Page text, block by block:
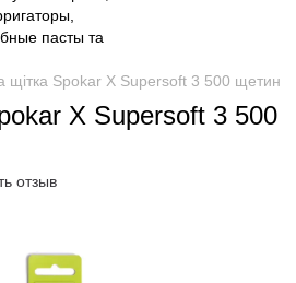
щітка Spokar X Supersoft 3 500 щетин
X Supersoft 3 500
отзыв